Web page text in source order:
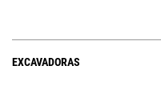
EXCAVADORAS